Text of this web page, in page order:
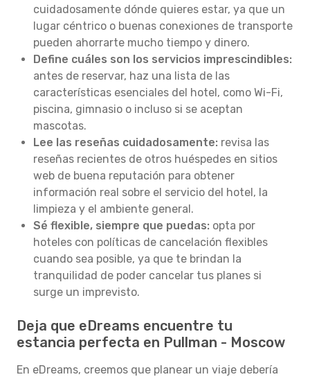
cuidadosamente dónde quieres estar, ya que un
lugar céntrico o buenas conexiones de transporte
pueden ahorrarte mucho tiempo y dinero.
Define cuáles son los servicios imprescindibles:
antes de reservar, haz una lista de las
características esenciales del hotel, como Wi-Fi,
piscina, gimnasio o incluso si se aceptan
mascotas.
Lee las reseñas cuidadosamente: revisa las
reseñas recientes de otros huéspedes en sitios
web de buena reputación para obtener
información real sobre el servicio del hotel, la
limpieza y el ambiente general.
Sé flexible, siempre que puedas: opta por
hoteles con políticas de cancelación flexibles
cuando sea posible, ya que te brindan la
tranquilidad de poder cancelar tus planes si
surge un imprevisto.
Deja que eDreams encuentre tu
estancia perfecta en Pullman - Moscow
En eDreams, creemos que planear un viaje debería